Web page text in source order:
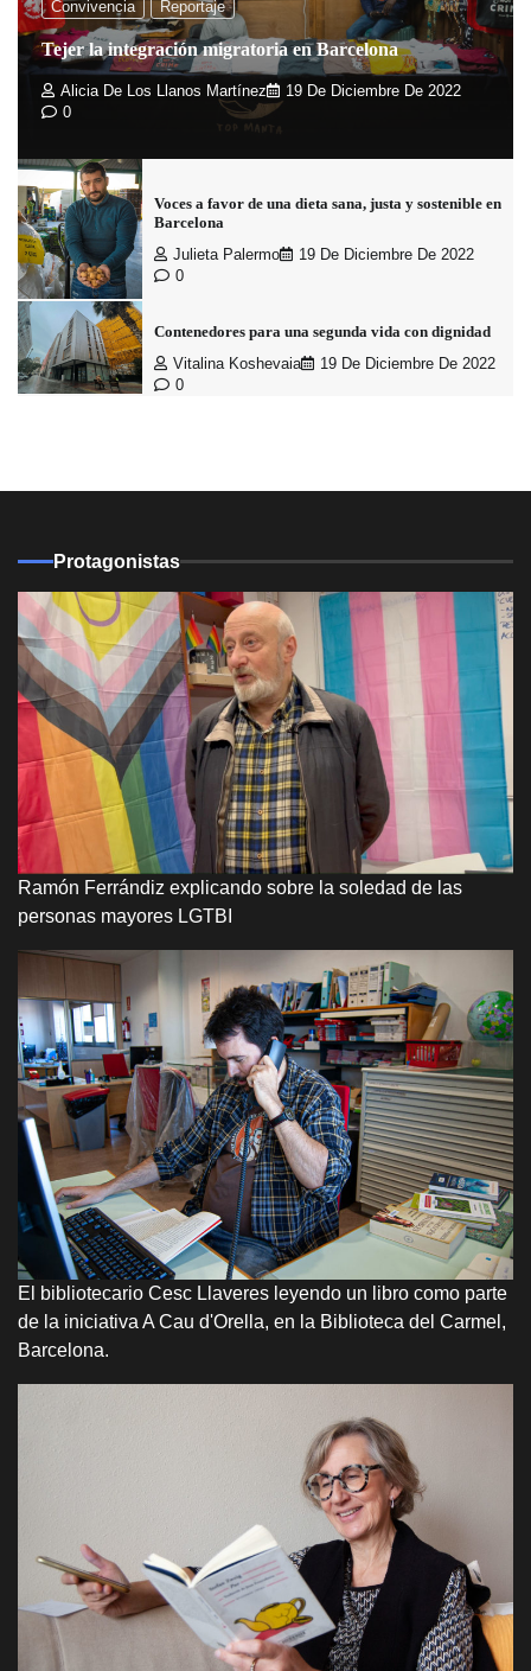
Convivencia Reportaje
Tejer la integración migratoria en Barcelona
Alicia De Los Llanos Martínez
19 De Diciembre De 2022
0
Voces a favor de una dieta sana, justa y sostenible en
Barcelona
Julieta Palermo
19 De Diciembre De 2022
0
Contenedores para una segunda vida con dignidad
Vitalina Koshevaia
19 De Diciembre De 2022
0
Protagonistas
Ramón Ferrándiz explicando sobre la soledad de las
personas mayores LGTBI
El bibliotecario Cesc Llaveres leyendo un libro como parte
de la iniciativa A Cau d'Orella, en la Biblioteca del Carmel,
Barcelona.